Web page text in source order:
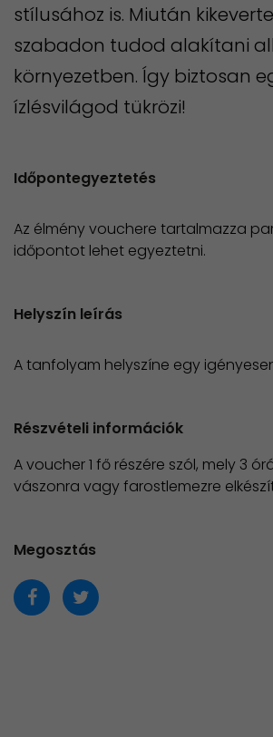
stílusához is. Miután
szabadon tudod alakítani
környezetben. Így biztosan
ízlésvilágod tükrözi!
Időpontegyeztetés
Az élmény vouchere tartalmazza
időpontot lehet egyeztetni.
Helyszín leírás
A tanfolyam helyszíne egy
Részvételi információk
A voucher 1 fő részére szól, mely 3
vászonra vagy farostlemezre
Megosztás